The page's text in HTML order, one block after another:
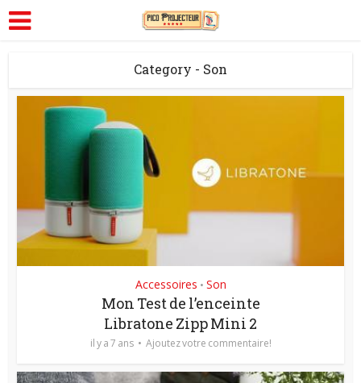
Category - Son
Accessoires • Son
Mon Test de l’enceinte
Libratone Zipp Mini 2
il y a 7 ans Ajoutez votre commentaire!